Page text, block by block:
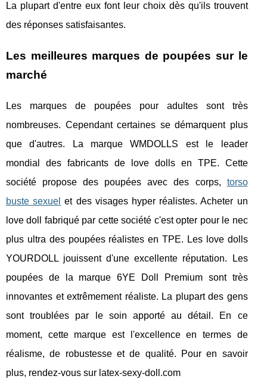
La plupart d'entre eux font leur choix dès qu'ils trouvent
des réponses satisfaisantes.
Les meilleures marques de poupées sur le
marché
Les marques de poupées pour adultes sont très
nombreuses. Cependant certaines se démarquent plus
que d'autres. La marque WMDOLLS est le leader
mondial des fabricants de love dolls en TPE. Cette
société propose des poupées avec des corps, torso
buste sexuel et des visages hyper réalistes. Acheter un
love doll fabriqué par cette société c'est opter pour le nec
plus ultra des poupées réalistes en TPE. Les love dolls
YOURDOLL jouissent d'une excellente réputation. Les
poupées de la marque 6YE Doll Premium sont très
innovantes et extrêmement réaliste. La plupart des gens
sont troublées par le soin apporté au détail. En ce
moment, cette marque est l'excellence en termes de
réalisme, de robustesse et de qualité. Pour en savoir
plus, rendez-vous sur latex-sexy-doll.com